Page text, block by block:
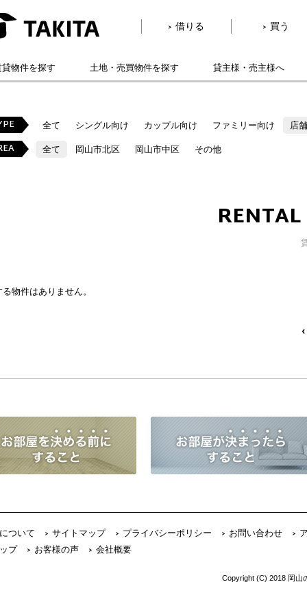
借りる 買う
貸物件を探す 土地・売買物件を探す 貸主様・売主様へ
全て シングル向け カップル向け ファミリー向け 店
全て 岡山市北区 岡山市中区 その他
物件はありません。
‹
ついて サイトマップ プライバシーポリシー お問い合わせ
プ
お客様の声 会社概要
Copyright (C) 2018 岡山